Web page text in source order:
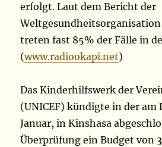
erfolgt. Laut dem Bericht der
Weltgesundheitsorganisation
treten fast 85% der Fälle in
(www.radiookapi.net)
Das Kinderhilfswerk der
(UNICEF) kündigte in der am
Januar, in Kinshasa
Überprüfung ein Budget von